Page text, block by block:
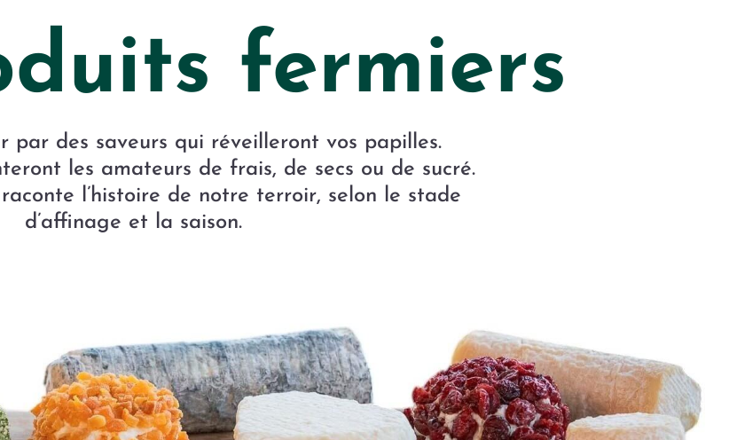
fermiers
par des saveurs qui réveilleront vos papilles.
les amateurs de frais, de secs ou de sucré.
l’histoire de notre terroir, selon le stade
d’affinage et la saison.